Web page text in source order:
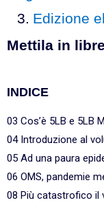
Edizione
Mettila in
INDICE
03 Cos’è 5LB e 5LB
04 Introduzione al
05 Ad una paura
06 OMS, pandemie
08 Più catastrofico il